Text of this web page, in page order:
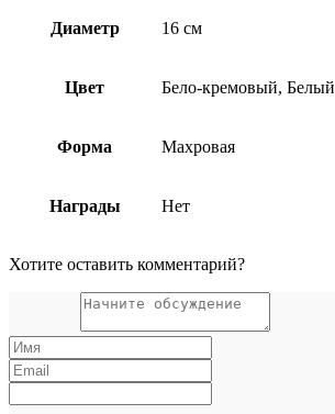
Диаметр 16 см
Цвет Бело-кремовый, Белый
Форма Махровая
Награды Нет
Хотите оставить комментарий?